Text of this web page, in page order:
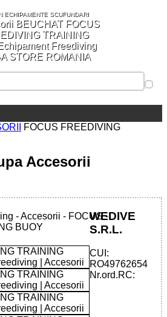
ECHIPAMENTE SCUFUNDARI
STORE ROMANIA
FOCUS FREEDIVING
Accesorii
WEDIVE
S.R.L.
CUI:
RO49762654
Nr.ord.RC: